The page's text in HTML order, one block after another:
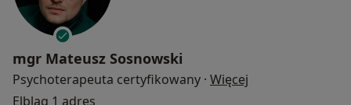
mgr Mateusz Sosnowski
Psychoterapeuta certyfikowany · Więcej
Elbląg 1 adres